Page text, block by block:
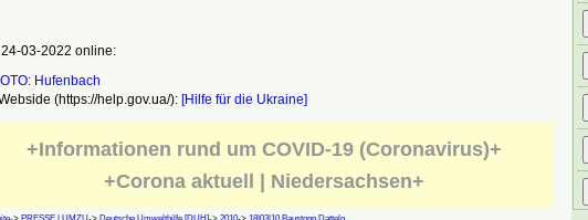
03-2022 online:
(https://help.gov.ua/): [Hilfe für die Ukraine]
+Informationen rund um COVID-19 (Coronavirus)+
+Corona aktuell | Niedersachsen+